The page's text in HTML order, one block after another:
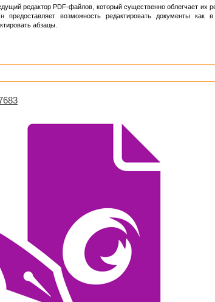
редактор PDF-файлов, который существенно облегчает их
возможность редактировать документы как
абзацы.